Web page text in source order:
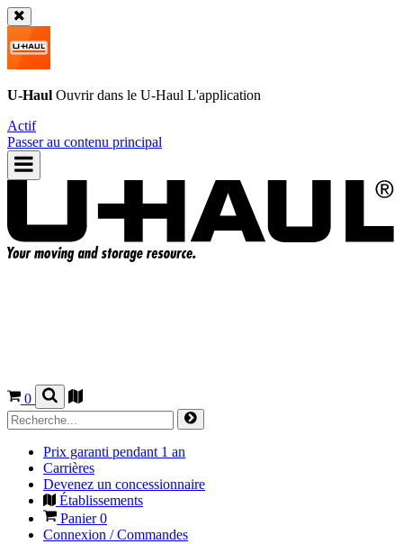
U-Haul Ouvrir dans le U-Haul L'application
Actif
Passer au contenu principal
0
Prix garanti pendant 1 an
Carrières
Devenez un concessionnaire
Établissements
Panier0
Connexion / Commandes